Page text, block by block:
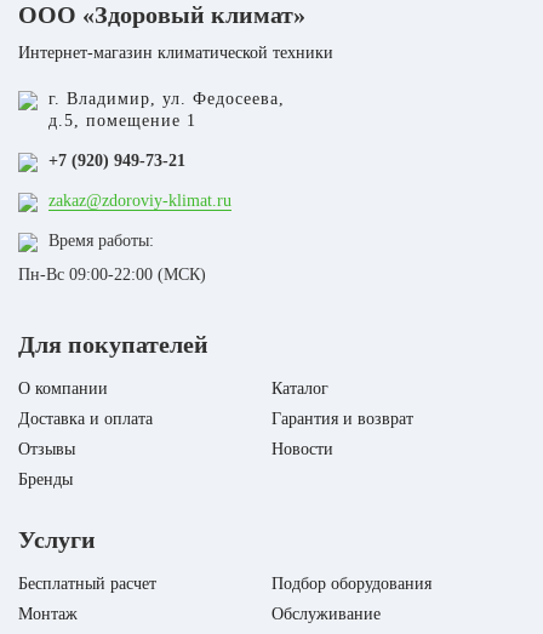
ООО «Здоровый климат»
Интернет-магазин климатической техники
г. Владимир, ул. Федосеева,
д.5, помещение 1
+7 (920) 949-73-21
zakaz@zdoroviy-klimat.ru
Время работы:
Пн-Вс 09:00-22:00 (МСК)
Для покупателей
О компании
Каталог
Доставка и оплата
Гарантия и возврат
Отзывы
Новости
Бренды
Услуги
Бесплатный расчет
Подбор оборудования
Монтаж
Обслуживание